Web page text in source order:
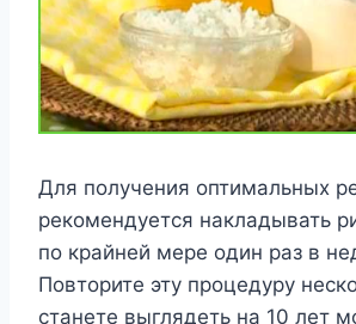
Для получения оптимальных
рекомендуется накладывать
по крайней мере один раз в
Повторите эту процедуру
станете выглядеть на 10 лет